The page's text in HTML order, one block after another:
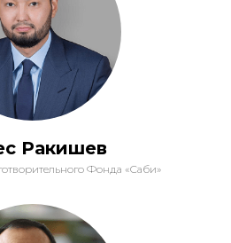
Ракишев
Фонда «Саби»